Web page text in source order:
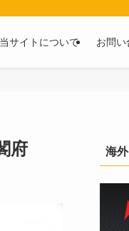
口コミや評判を2chや5chから
当サイトについて お問い
府 海